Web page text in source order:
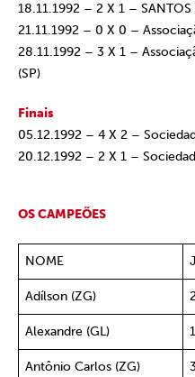
18.11.1992 – 2 X 1 –
21.11.1992 – 0 X 0 –
28.11.1992 – 3 X 1 –
(SP)
Finais
05.12.1992 – 4 X 2 –
20.12.1992 – 2 X 1 –
OS CAMPEÕES
NOME J
Adílson (ZG)
Alexandre (GL) 1
Antônio Carlos (ZG) 3